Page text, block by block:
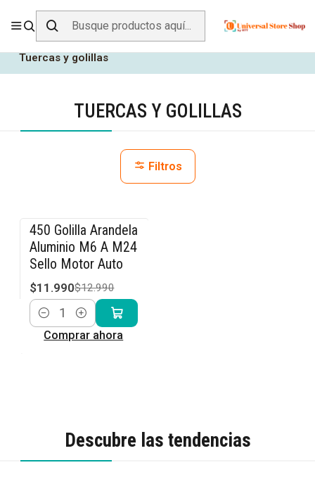
ENVÍO GRATIS SOBRE$19.990EN ZONA CENTRO
Tuercas y golillas
TUERCAS Y GOLILLAS
Filtros
-8% OFF
450 Golilla Arandela
Aluminio M6 A M24
Sello Motor Auto
$11.990$12.990
Cantidad
Comprar ahora
Descubre las tendencias